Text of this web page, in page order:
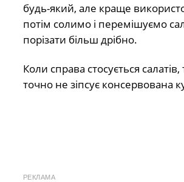
будь-який, але краще
потім солимо і перемішуємо
порізати більш дрібно.
Коли справа стосується
точно не зіпсує консервована
РЕКЛАМА